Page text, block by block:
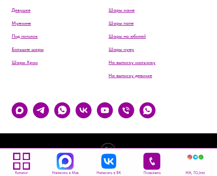
Каталог Написать в Max Написать в ВК Позвонить WA, TG,Inst
Девушке
Мужчине
Под потолок
Большие шары
Шары Хром
Шары маме
Шары папе
Шары на юбилей
Шары мужу
На выписку мальчику
На выписку девочке
Made on Tilda